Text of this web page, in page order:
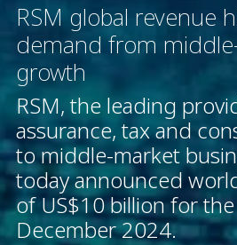
RSM global revenue
demand from
growth
RSM, the leading
assurance, tax and
to middle-market
today announced
of US$10 billion for
December 2024.